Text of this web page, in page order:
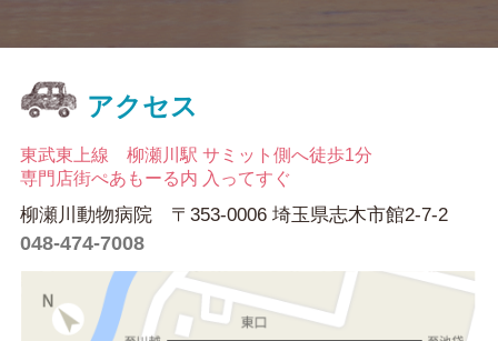
アクセス
東武東上線 柳瀬川駅 サミット側へ徒歩1分
専門店街ぺあもーる内 入ってすぐ
柳瀬川動物病院 〒353-0006 埼玉県志木市館2-7-2
048-474-7008